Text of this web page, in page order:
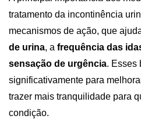
tratamento da incontinência
mecanismos de ação, que
de urina, a frequência das
sensação de urgência. Esses
significativamente para
trazer mais tranquilidade para
condição.